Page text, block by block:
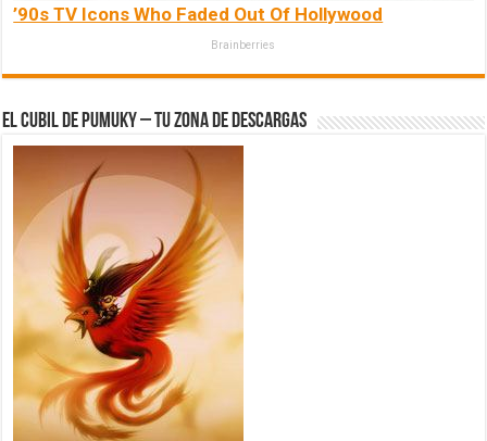
’90s TV Icons Who Faded Out Of Hollywood
Brainberries
El Cubil de Pumuky – Tu zona de Descargas